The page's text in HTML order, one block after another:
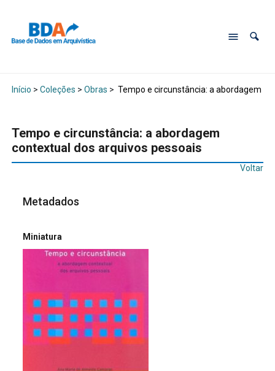
Início > Coleções > Obras > Tempo e circunstância: a abordagem
Tempo e circunstância: a abordagem
contextual dos arquivos pessoais
Voltar
Metadados
Miniatura